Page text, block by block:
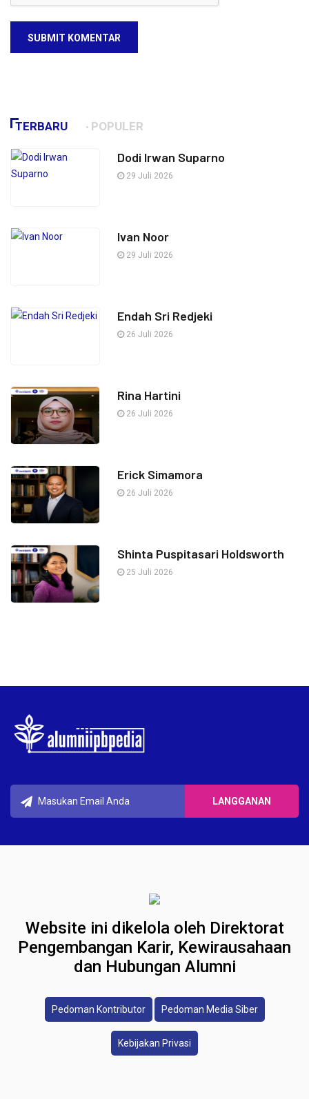
SUBMIT KOMENTAR
TERBARU POPULER
Dodi Irwan Suparno
29 Juli 2026
Ivan Noor
29 Juli 2026
Endah Sri Redjeki
26 Juli 2026
Rina Hartini
26 Juli 2026
Erick Simamora
26 Juli 2026
Shinta Puspitasari Holdsworth
25 Juli 2026
Website ini dikelola oleh Direktorat
Pengembangan Karir, Kewirausahaan
dan Hubungan Alumni
Pedoman Kontributor Pedoman Media Siber
Kebijakan Privasi